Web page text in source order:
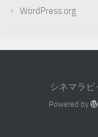
WordPress.org
シネマラビ
Powered by